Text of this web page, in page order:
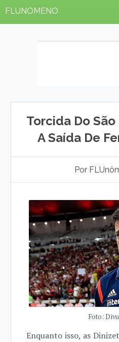
FLUNOMENO
Torcida Do
A Saída De
Por
Foto:
Enquanto isso, as